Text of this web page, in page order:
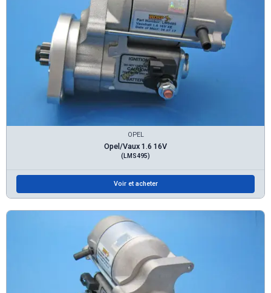
OPEL
Opel/Vaux 1.6 16V
(LMS495)
Voir et acheter